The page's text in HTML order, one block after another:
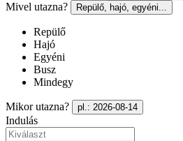
Mivel utazna?
Repülő, hajó, egyéni...
Repülő
Hajó
Egyéni
Busz
Mindegy
Mikor utazna? pl.: 2026-08-14
Indulás